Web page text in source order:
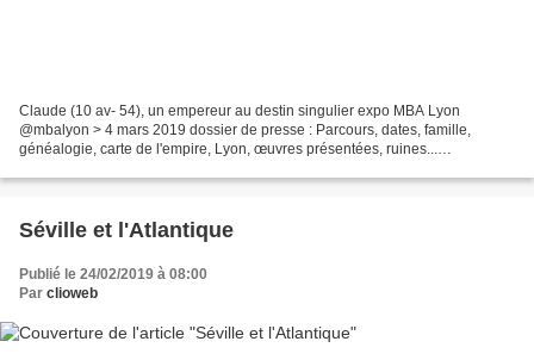
Claude (10 av- 54), un empereur au destin singulier expo MBA Lyon
@mbalyon > 4 mars 2019 dossier de presse : Parcours, dates, famille,
généalogie, carte de l'empire, Lyon, œuvres présentées, ruines...
lyon.fr/static/mba/contenu/pdf/expos/dp_expo_empereur_Claude.pdf...
Séville et l'Atlantique
Publié le 24/02/2019 à 08:00
Par clioweb